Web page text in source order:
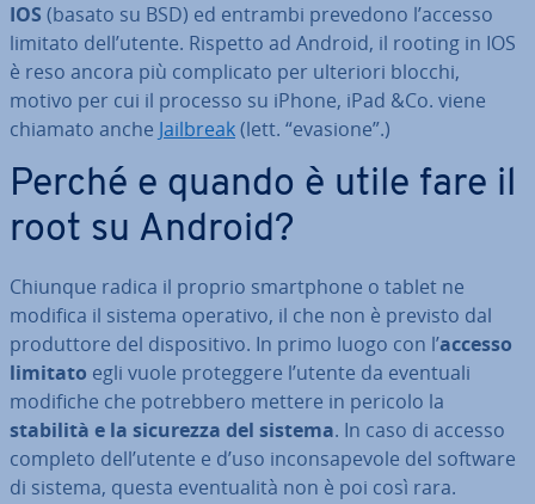
IOS (basato su BSD) ed entrambi prevedono l’accesso
limitato dell’utente. Rispetto ad Android, il rooting in IOS
è reso ancora più com­pli­ca­to per ulteriori blocchi,
motivo per cui il processo su iPhone, iPad &Co. viene
chiamato anche Jailbreak(lett. “evasione”.)
Perché e quando è utile fare il
root su Android?
Chiunque radica il proprio smart­pho­ne o tablet ne
modifica il sistema operativo, il che non è previsto dal
pro­dut­to­re del di­spo­si­ti­vo. In primo luogo con l’accesso
limitato egli vuole pro­teg­ge­re l’utente da eventuali
modifiche che po­treb­be­ro mettere in pericolo la
stabilità e la sicurezza del sistema. In caso di accesso
completo dell’utente e d’uso in­con­sa­pe­vo­le del software
di sistema, questa even­tua­li­tà non è poi così rara.